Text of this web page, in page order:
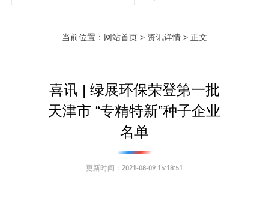
当前位置：网站首页 > 资讯详情 > 正文
喜讯 | 绿展环保荣登第一批
天津市 “专精特新”种子企业
名单
更新时间：2021-08-09 15:18:51